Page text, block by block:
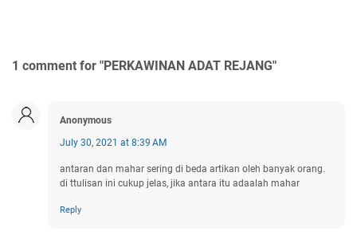
1 comment for "PERKAWINAN ADAT REJANG"
Anonymous
July 30, 2021 at 8:39 AM
antaran dan mahar sering di beda artikan oleh banyak orang.
di ttulisan ini cukup jelas, jika antara itu adaalah mahar
Reply